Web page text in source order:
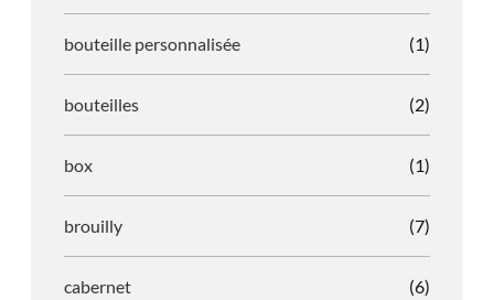
bouteille personnalisée (1)
bouteilles (2)
box (1)
brouilly (7)
cabernet (6)